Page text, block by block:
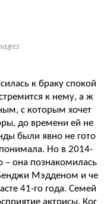
к браку спокой
к нему, а ж
с которым хочет
до времени ей не
были явно не гото
Но в 2014-
– она познакомилась
Мэдденом и че
41-го года. Семей
актрисы. Ког